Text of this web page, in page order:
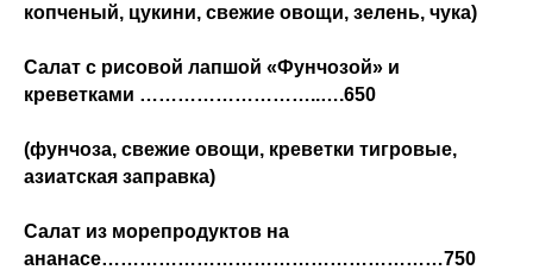
копченый, цукини, свежие овощи, зелень, чука)
Салат с рисовой лапшой «Фунчозой» и
креветками ………………………..….650
(фунчоза, свежие овощи, креветки тигровые,
азиатская заправка)
Салат из морепродуктов на
ананасе………………………………………………750